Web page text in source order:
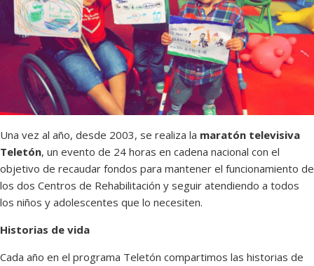
Una vez al año, desde 2003, se realiza la maratón televisiva
Teletón, un evento de 24 horas en cadena nacional con el
objetivo de recaudar fondos para mantener el funcionamiento de
los dos Centros de Rehabilitación y seguir atendiendo a todos
los niños y adolescentes que lo necesiten.
Historias de vida
Cada año en el programa Teletón compartimos las historias de